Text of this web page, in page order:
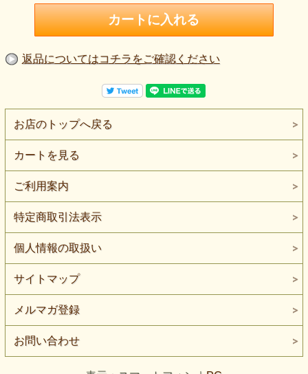
返品についてはコチラをご確認ください
お店のトップへ戻る
カートを見る
ご利用案内
特定商取引法表示
個人情報の取扱い
サイトマップ
メルマガ登録
お問い合わせ